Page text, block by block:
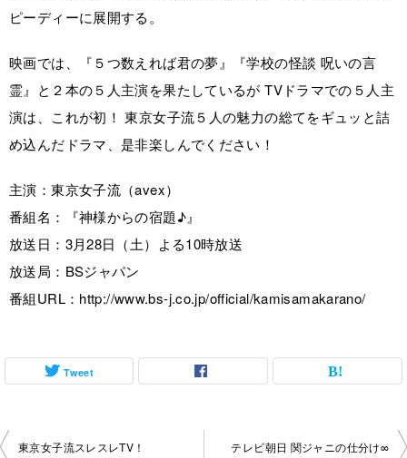
ピーディーに展開する。
映画では、『５つ数えれば君の夢』『学校の怪談 呪いの言
霊』と２本の５人主演を果たしているが TVドラマでの５人主
演は、これが初！ 東京女子流５人の魅力の総てをギュッと詰
め込んだドラマ、是非楽しんでください！
主演：東京女子流（avex）
番組名：『神様からの宿題♪』
放送日：3月28日（土）よる10時放送
放送局：BSジャパン
番組URL：http://www.bs-j.co.jp/official/kamisamakarano/
Tweet
投 東京女子流スレスレTV！ テレビ朝日 関ジャニの仕分け∞